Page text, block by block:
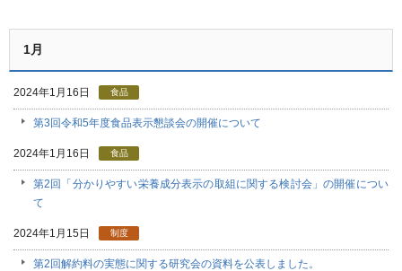
1月
2024年1月16日 食品
第3回令和5年度食品表示懇談会の開催について
2024年1月16日 食品
第2回「分かりやすい栄養成分表示の取組に関する検討会」の開催につい
て
2024年1月15日 制度
第2回解約料の実態に関する研究会の資料を公表しました。